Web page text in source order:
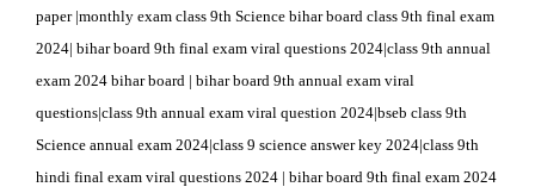
paper |monthly exam class 9th Science bihar board class 9th final exam
2024| bihar board 9th final exam viral questions 2024|class 9th annual
exam 2024 bihar board | bihar board 9th annual exam viral
questions|class 9th annual exam viral question 2024|bseb class 9th
Science annual exam 2024|class 9 science answer key 2024|class 9th
hindi final exam viral questions 2024 | bihar board 9th final exam 2024